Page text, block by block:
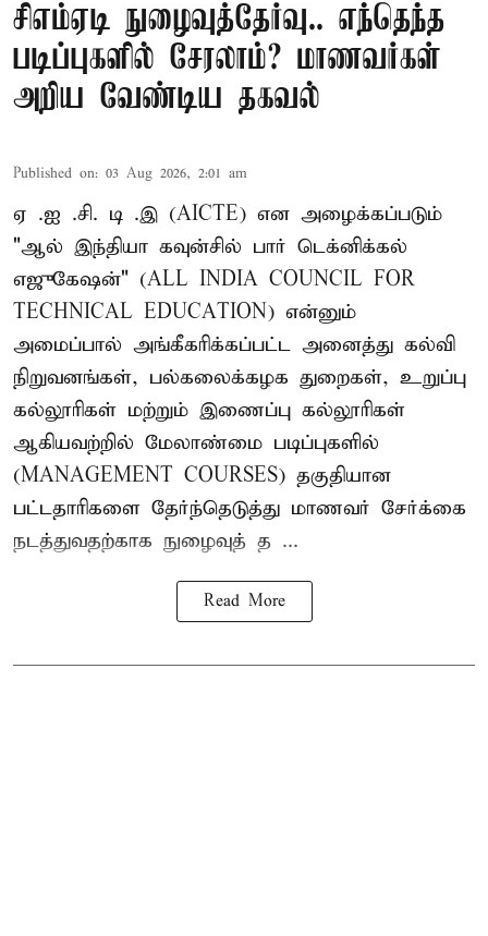
சிஎம்ஏடி நுழைவுத்தேர்வு.. எந்தெந்த
படிப்புகளில் சேரலாம்? மாணவர்கள்
அறிய வேண்டிய தகவல்
Published on: 03 Aug 2026, 2:01 am
ஏ .ஐ .சி. டி .இ (AICTE) என அழைக்கப்படும்
"ஆல் இந்தியா கவுன்சில் பார் டெக்னிக்கல்
எஜுகேஷன்" (ALL INDIA COUNCIL FOR
TECHNICAL EDUCATION) என்னும்
அமைப்பால் அங்கீகரிக்கப்பட்ட அனைத்து கல்வி
நிறுவனங்கள், பல்கலைக்கழக துறைகள், உறுப்பு
கல்லூரிகள் மற்றும் இணைப்பு கல்லூரிகள்
ஆகியவற்றில் மேலாண்மை படிப்புகளில்
(MANAGEMENT COURSES) தகுதியான
பட்டதாரிகளை தேர்ந்தெடுத்து மாணவர் சேர்க்கை
நடத்துவதற்காக நுழைவுத் த ...
Read More